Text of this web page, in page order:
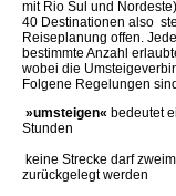
mit Rio Sul und
40 Destinationen also 
Reiseplanung offen.
bestimmte Anzahl
wobei die
Folgene Regelungen
»umsteigen« bedeutet
Stunden
 keine Strecke darf
zurückgelegt werden